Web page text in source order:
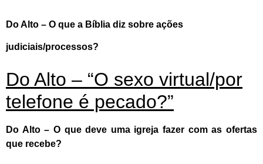
Do Alto – O que a Bíblia diz sobre ações
judiciais/processos?
Do Alto – “O sexo virtual/por
telefone é pecado?”
Do Alto – O que deve uma igreja fazer com as ofertas
que recebe?